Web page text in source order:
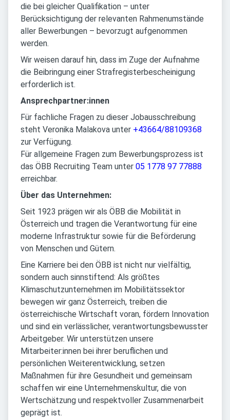
die bei gleicher Qualifikation – unter
Berücksichtigung der relevanten Rahmenumstände
aller Bewerbungen – bevorzugt aufgenommen
werden.
Wir weisen darauf hin, dass im Zuge der Aufnahme
die Beibringung einer Strafregisterbescheinigung
erforderlich ist.
Ansprechpartner:innen
Für fachliche Fragen zu dieser Jobausschreibung
steht Veronika Malakova unter +43664/88109368
zur Verfügung.
Für allgemeine Fragen zum Bewerbungsprozess ist
das ÖBB Recruiting Team unter 05 1778 97 77888
erreichbar.
Über das Unternehmen:
Seit 1923 prägen wir als ÖBB die Mobilität in
Österreich und tragen die Verantwortung für eine
moderne Infrastruktur sowie für die Beförderung
von Menschen und Gütern.
Eine Karriere bei den ÖBB ist nicht nur vielfältig,
sondern auch sinnstiftend: Als größtes
Klimaschutzunternehmen im Mobilitätssektor
bewegen wir ganz Österreich, treiben die
österreichische Wirtschaft voran, fördern Innovation
und sind ein verlässlicher, verantwortungsbewusster
Arbeitgeber. Wir unterstützen unsere
Mitarbeiter:innen bei ihrer beruflichen und
persönlichen Weiterentwicklung, setzen
Maßnahmen für ihre Gesundheit und gemeinsam
schaffen wir eine Unternehmenskultur, die von
Wertschätzung und respektvoller Zusammenarbeit
geprägt ist.